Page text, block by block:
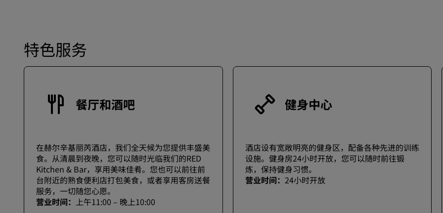
特色服务
餐厅和酒吧
在赫尔辛基丽芮酒店，我们全天候为您提供丰盛美
食。从清晨到夜晚，您可以随时光临我们的RED
Kitchen & Bar，享用美味佳肴。您也可以前往前
台附近的熟食便利店打包美食，或者享用客房送餐
服务，一切随您心愿。
营业时间： 上午11:00 – 晚上10:00
健身中心
酒店设有宽敞明亮的健身区，配备各种先进的训练
设施。健身房24小时开放，您可以随时前往锻
炼，保持健身习惯。
营业时间： 24小时开放